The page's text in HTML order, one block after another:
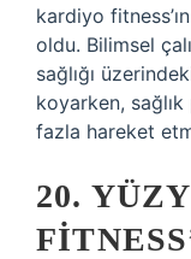
kardiyo
oldu. Bilimsel
sağlığı
koyarken,
fazla hareket
20.